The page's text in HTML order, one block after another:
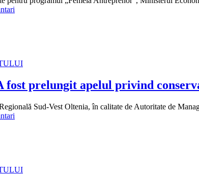
fost prelungit apelul privind
Sud-Vest Oltenia, în calitate de Autoritate de